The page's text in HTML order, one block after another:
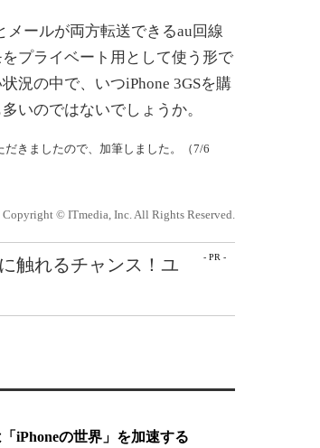
ールが両方転送できるau回線
プライベート用として使う形で
況の中で、いつiPhone 3GSを購
いのではないでしょうか。
きましたので、加筆しました。（7/6
Copyright © ITmedia, Inc. All Rights Reserved.
- PR -
触れるチャンス！ユ
iPhoneの世界」を加速する